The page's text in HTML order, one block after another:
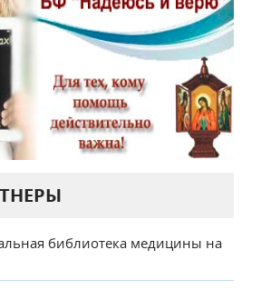
библиотека медицины на